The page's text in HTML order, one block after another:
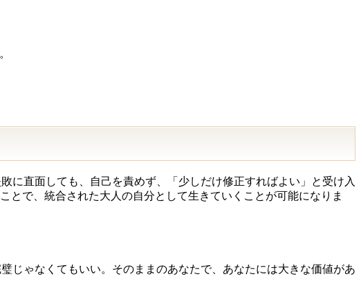
に直面しても、自己を責めず、「少しだけ修正すればよい」と受け入
とで、統合された大人の自分として生きていくことが可能になりま
じゃなくてもいい。そのままのあなたで、あなたには大きな価値があ